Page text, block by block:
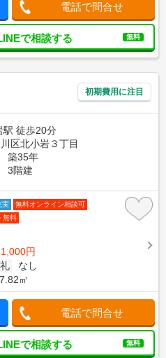
電話で問合せ
で相談する 無料
初期費用に注目
駅 徒歩20分
区北小岩３丁目
築35年
3階建
実
無料オンライン相談可
無料
円
礼
なし
㎡
電話で問合せ
で相談する 無料